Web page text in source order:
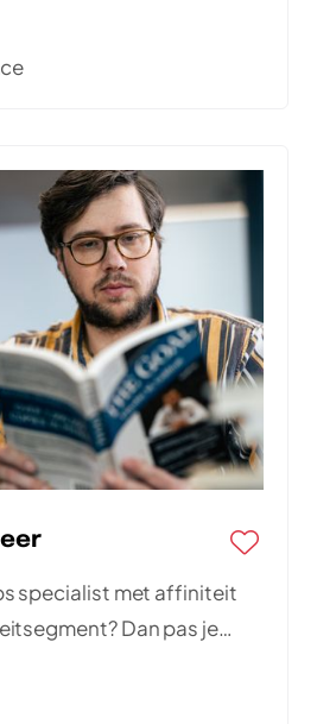
specialist met affiniteit
Dan pas je